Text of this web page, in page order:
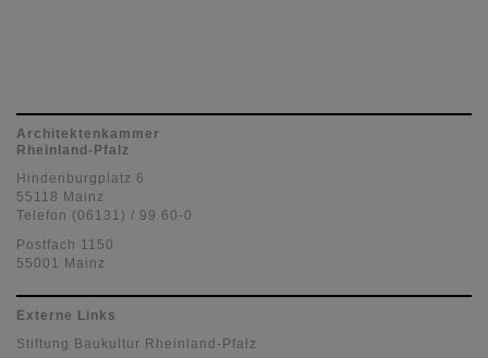
Architektenkammer
Rheinland-Pfalz
Hindenburgplatz 6
55118 Mainz
Telefon (06131) / 99 60-0
Postfach 1150
55001 Mainz
Externe Links
Stiftung Baukultur Rheinland-Pfalz